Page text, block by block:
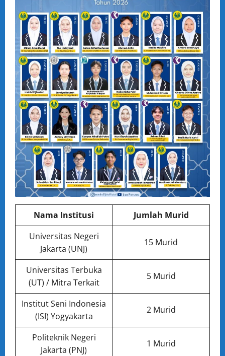
Nama Institusi
Jumlah Murid
Universitas Negeri
Jakarta (UNJ)
15 Murid
Universitas Terbuka
(UT) / Mitra Terkait
5 Murid
Institut Seni Indonesia
(ISI) Yogyakarta
2 Murid
Politeknik Negeri
Jakarta (PNJ)
1 Murid